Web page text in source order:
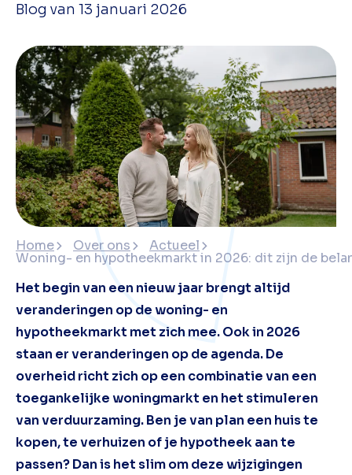
Blog van 13 januari 2026
Home Over ons Actueel
Woning- en hypotheekmarkt in 2026: dit zijn de
Het begin van een nieuw jaar brengt altijd
veranderingen op de woning- en
hypotheekmarkt met zich mee. Ook in 2026
staan er veranderingen op de agenda. De
overheid richt zich op een combinatie van een
toegankelijke woningmarkt en het stimuleren
van verduurzaming. Ben je van plan een huis te
kopen, te verhuizen of je hypotheek aan te
passen? Dan is het slim om deze wijzigingen